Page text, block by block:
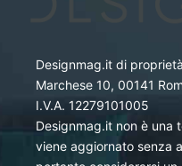
Designmag.it di
Marchese 10, 00141
I.V.A. 12279101005
Designmag.it non è una
viene aggiornato senza